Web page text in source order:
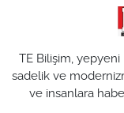
TE Bilişim, yepyeni
sadelik ve
ve insanlara